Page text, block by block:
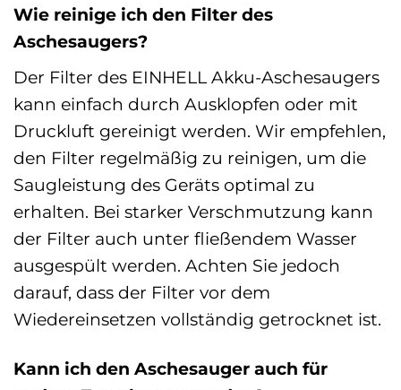
Wie reinige ich den Filter des
Aschesaugers?
Der Filter des EINHELL Akku-Aschesaugers
kann einfach durch Ausklopfen oder mit
Druckluft gereinigt werden. Wir empfehlen,
den Filter regelmäßig zu reinigen, um die
Saugleistung des Geräts optimal zu
erhalten. Bei starker Verschmutzung kann
der Filter auch unter fließendem Wasser
ausgespült werden. Achten Sie jedoch
darauf, dass der Filter vor dem
Wiedereinsetzen vollständig getrocknet ist.
Kann ich den Aschesauger auch für